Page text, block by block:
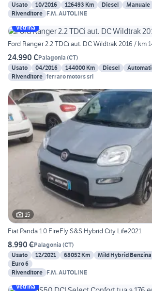
Usato
10/2016 126493 Km Diesel Manuale
Rivenditore F.M. AUTOLINE
Vetrina
Ford Ranger 2.2 TDCi aut. DC Wildtrak 2016 / km
24.990 €Palagonia (CT)
Usato
04/2016 144000 Km Diesel
Rivenditore ferraro motors srl
15
Fiat Panda 1.0 FireFly S&S Hybrid City Life2021
8.990 €Palagonia (CT)
Usato
12/2021 68052 Km Mild Hybrid Benzina
Euro 6
Rivenditore F.M. AUTOLINE
Vetrina